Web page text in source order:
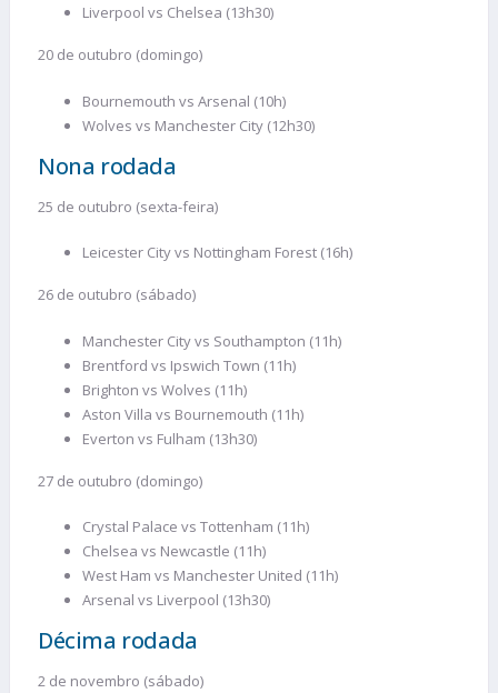
Liverpool vs Chelsea (13h30)
20 de outubro (domingo)
Bournemouth vs Arsenal (10h)
Wolves vs Manchester City (12h30)
Nona rodada
25 de outubro (sexta-feira)
Leicester City vs Nottingham Forest (16h)
26 de outubro (sábado)
Manchester City vs Southampton (11h)
Brentford vs Ipswich Town (11h)
Brighton vs Wolves (11h)
Aston Villa vs Bournemouth (11h)
Everton vs Fulham (13h30)
27 de outubro (domingo)
Crystal Palace vs Tottenham (11h)
Chelsea vs Newcastle (11h)
West Ham vs Manchester United (11h)
Arsenal vs Liverpool (13h30)
Décima rodada
2 de novembro (sábado)